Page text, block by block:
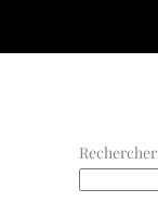
Rechercher